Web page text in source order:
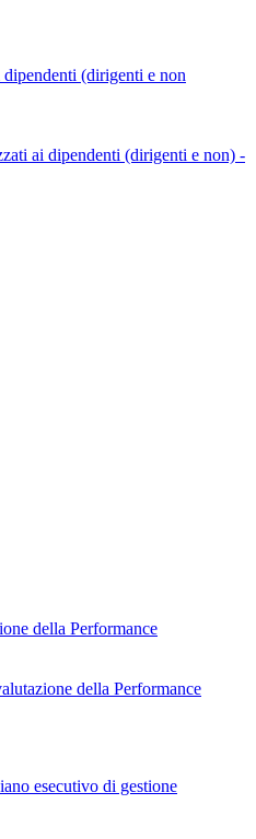
(dirigenti e non
ai dipendenti (dirigenti e non) -
della Performance
della Performance
esecutivo di gestione